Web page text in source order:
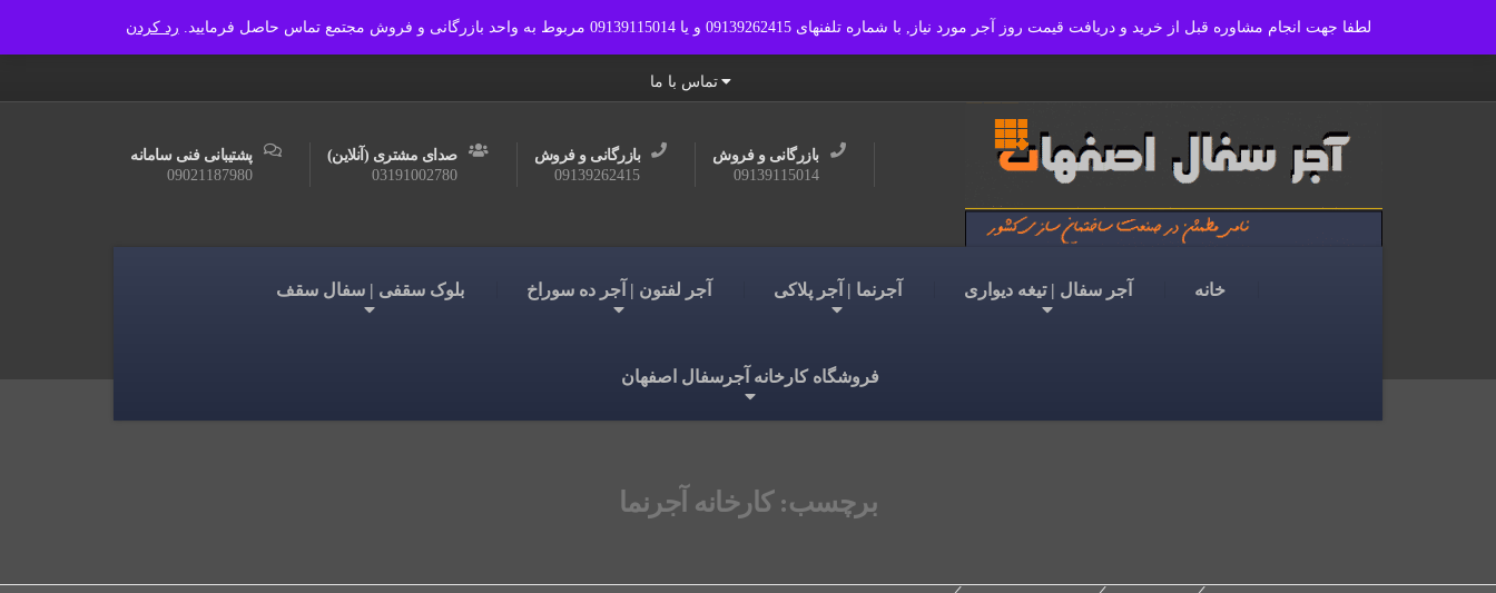
تماس با ما
بازرگانی و فروش
09139115014
بازرگانی و فروش
09139262415
صدای مشتری (آنلاین)
03191002780
پشتیبانی فنی سامانه
09021187980
خانه آجر سفال | تیغه دیواری آجرنما | آجر پلاکی آجر لفتون | آجر ده سوراخ بلوک سقفی | سفال سقف
فروشگاه کارخانه آجرسفال اصفهان
برچسب: کارخانه آجرنما
لطفا جهت انجام مشاوره قبل از خرید و دریافت قیمت روز آجر مورد نیاز, با شماره تلفنهای 09139262415 و یا 09139115014 مربوط به واحد بازرگانی و فروش مجتمع تماس حاصل فرمایید. رد کردن